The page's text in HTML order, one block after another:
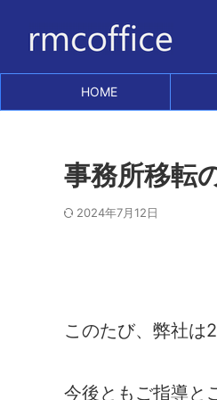
HOME
事務所移転
2024年7月12日
このたび、弊社は
今後ともご指導と